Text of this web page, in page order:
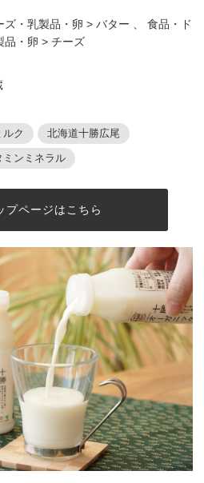
ズ・乳製品・卵 >バター 、食品・ド
品・卵 >チーズ
ルク 北海道十勝広尾
ミンミネラル
プページはこちら